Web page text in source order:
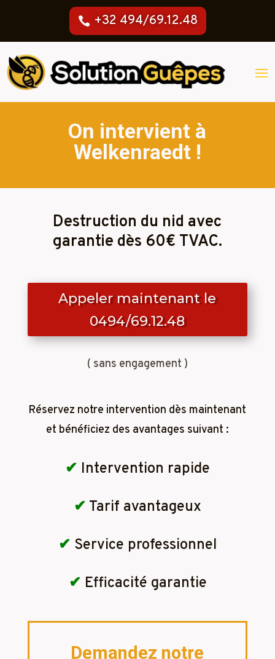
+32 494/69.12.48
On intervient à
Welkenraedt !
Destruction du nid avec
garantie dès 60€ TVAC.
Appeler maintenant le
0494/69.12.48
( sans engagement )
Réservez notre intervention dès maintenant
et bénéficiez des avantages suivant :
✔ Intervention rapide
✔ Tarif avantageux
✔ Service professionnel
✔ Efficacité garantie
Demandez notre